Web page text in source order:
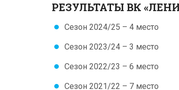
РЕЗУЛЬТАТЫ ВК
Сезон 2024/25 – 4 место
Сезон 2023/24 – 3 место
Сезон 2022/23 – 6 место
Сезон 2021/22 – 7 место